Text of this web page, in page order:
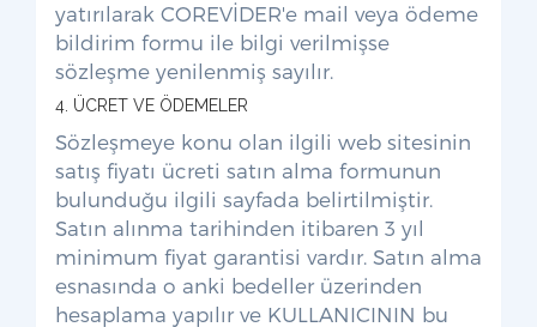
yatırılarak COREVİDER'e mail veya ödeme
bildirim formu ile bilgi verilmişse
sözleşme yenilenmiş sayılır.
4. ÜCRET VE ÖDEMELER
Sözleşmeye konu olan ilgili web sitesinin
satış fiyatı ücreti satın alma formunun
bulunduğu ilgili sayfada belirtilmiştir.
Satın alınma tarihinden itibaren 3 yıl
minimum fiyat garantisi vardır. Satın alma
esnasında o anki bedeller üzerinden
hesaplama yapılır ve KULLANICININ bu